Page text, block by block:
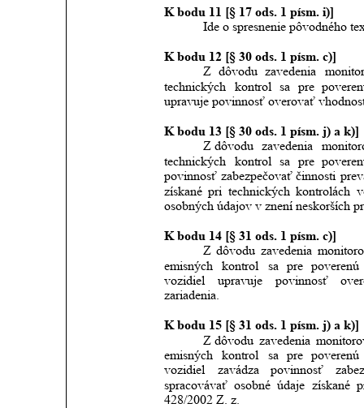
K bodu 11 [§ 17 ods. 1 písm. i)]
Ide o spresnenie pôvodného
K bodu 12 [§ 30 ods. 1 písm. c)]
Z dôvodu zavedenia
technických
kontrol sa pre
upravuje povinnosť overovať
K bodu 13 [§ 30 ods. 1 písm. j) a k)]
Z dôvodu zavedenia
technických
kontrol sa pre
povinnosť zabezpečovať činnosti
získané pri technických kontrolách
osobných údajov v znení neskorších
K bodu 14 [§ 31 ods. 1 písm. c)]
Z dôvodu zavedenia
emisných
kontrol sa pre
poverenú
vozidiel
upravuje povinnosť
zariadenia.
K bodu 15 [§ 31 ods. 1 písm. j) a k)]
Z dôvodu zavedenia
emisných
kontrol sa pre
poverenú
vozidiel
zavádza povinnosť
spracovávať osobné údaje získané
428/2002 Z. z.